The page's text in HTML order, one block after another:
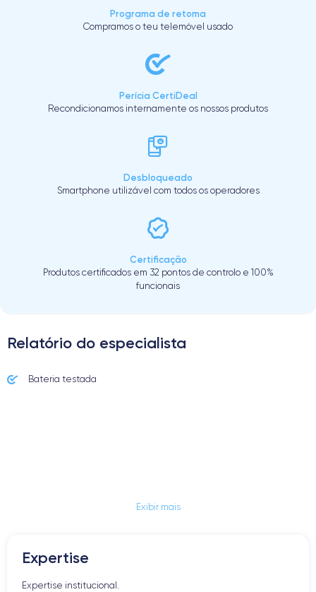
Programa de retoma
Compramos o teu telemóvel usado
Perícia CertiDeal
Recondicionamos internamente os nossos produtos
Desbloqueado
Smartphone utilizável com todos os operadores
Certificação
Produtos certificados em 32 pontos de controlo e 100%
funcionais
Relatório do especialista
Bateria testada
Exibir mais
Expertise
Expertise institucional.